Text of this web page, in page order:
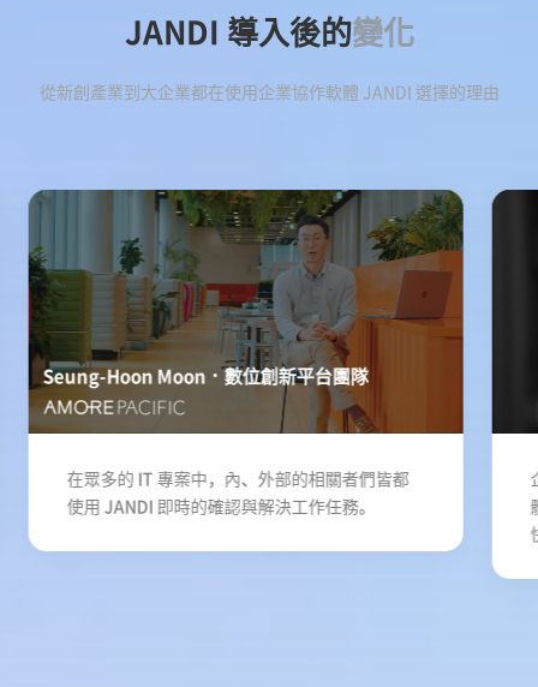
JANDI 導入後的變化
從新創產業到大企業都在使用企業協作軟體 JANDI 選擇的理由
Seung-Hoon Moon 數位創新平台團隊
在眾多的 IT 專案中，內、外部的相關者們皆都
使用 JANDI 即時的確認與解決工作任務。